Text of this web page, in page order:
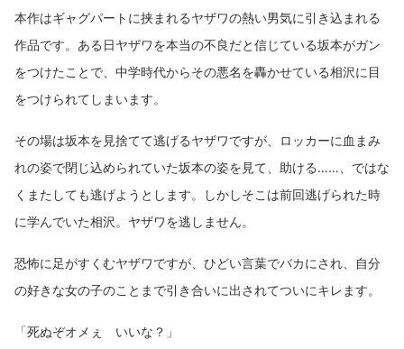
本作はギャグパートに挟まれるヤザワの熱い男気に引き込まれる
作品です。ある日ヤザワを本当の不良だと信じている坂本がガン
をつけたことで、中学時代からその悪名を轟かせている相沢に目
をつけられてしまいます。
その場は坂本を見捨てて逃げるヤザワですが、ロッカーに血まみ
れの姿で閉じ込められていた坂本の姿を見て、助ける……、ではな
くまたしても逃げようとします。しかしそこは前回逃げられた時
に学んでいた相沢。ヤザワを逃しません。
恐怖に足がすくむヤザワですが、ひどい言葉でバカにされ、自分
の好きな女の子のことまで引き合いに出されてついにキレます。
「死ぬぞオメぇ いいな？」